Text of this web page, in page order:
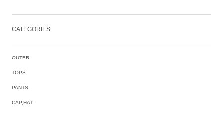
CATEGORIES
OUTER
TOPS
PANTS
CAP,HAT